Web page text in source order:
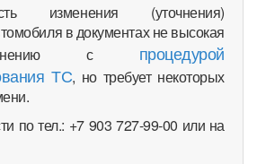
изменения (уточнения)
в документах не высокая
с процедурой
ТС, но требует некоторых
по тел.: +7 903 727-99-00 или на